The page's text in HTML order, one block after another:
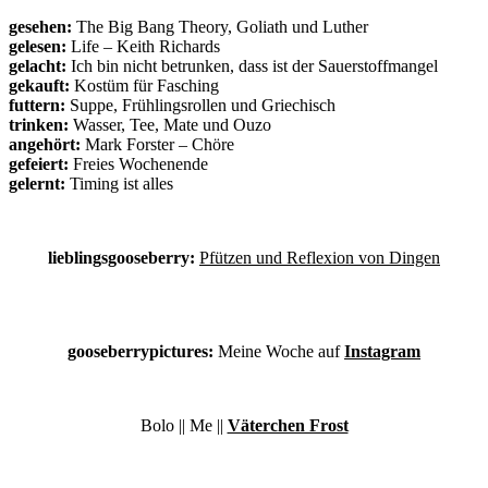
gesehen: The Big Bang Theory, Goliath und Luther
gelesen: Life – Keith Richards
gelacht: Ich bin nicht betrunken, dass ist der Sauerstoffmangel
gekauft: Kostüm für Fasching
futtern: Suppe, Frühlingsrollen und Griechisch
trinken: Wasser, Tee, Mate und Ouzo
angehört: Mark Forster – Chöre
gefeiert: Freies Wochenende
gelernt: Timing ist alles
lieblingsgooseberry: Pfützen und Reflexion von Dingen
gooseberrypictures: Meine Woche aufInstagram
Bolo || Me || Väterchen Frost